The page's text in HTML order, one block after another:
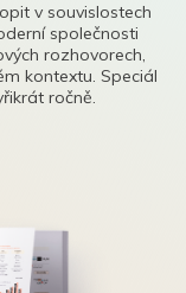
v souvislostech
společnosti
rozhovorech,
kontextu. Speciál
ročně.